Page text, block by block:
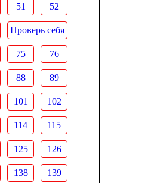
51 52
Проверь себя
75 76
88 89
101 102
114 115
125 126
138 139